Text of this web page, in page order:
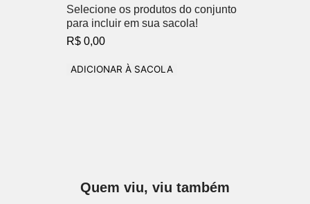
Selecione os produtos do conjunto
para incluir em sua sacola!
R$ 0,00
ADICIONAR À SACOLA
Quem viu, viu também